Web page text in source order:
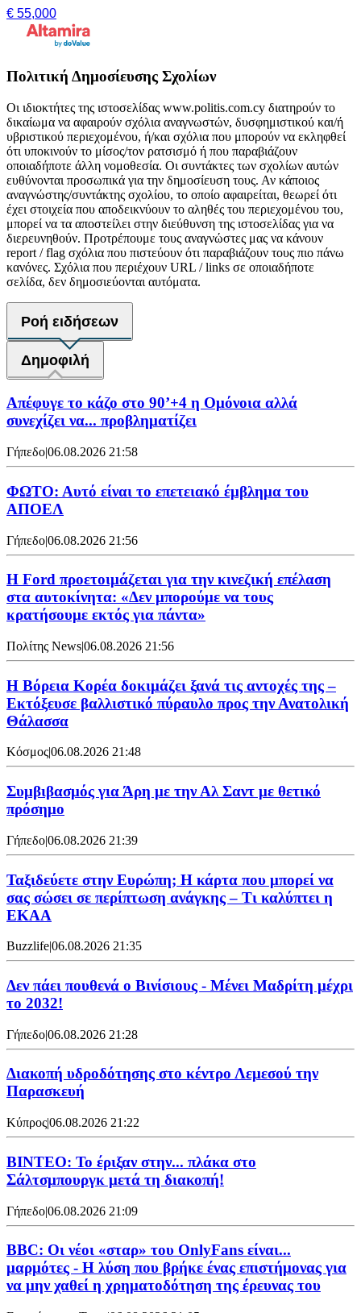
€ 55,000
Πολιτική Δημοσίευσης Σχολίων
Οι ιδιοκτήτες της ιστοσελίδας www.politis.com.cy διατηρούν το
δικαίωμα να αφαιρούν σχόλια αναγνωστών, δυσφημιστικού και/ή
υβριστικού περιεχομένου, ή/και σχόλια που μπορούν να εκληφθεί
ότι υποκινούν το μίσος/τον ρατσισμό ή που παραβιάζουν
οποιαδήποτε άλλη νομοθεσία. Οι συντάκτες των σχολίων αυτών
ευθύνονται προσωπικά για την δημοσίευση τους. Αν κάποιος
αναγνώστης/συντάκτης σχολίου, το οποίο αφαιρείται, θεωρεί ότι
έχει στοιχεία που αποδεικνύουν το αληθές του περιεχομένου του,
μπορεί να τα αποστείλει στην διεύθυνση της ιστοσελίδας για να
διερευνηθούν. Προτρέπουμε τους αναγνώστες μας να κάνουν
report / flag σχόλια που πιστεύουν ότι παραβιάζουν τους πιο πάνω
κανόνες. Σχόλια που περιέχουν URL / links σε οποιαδήποτε
σελίδα, δεν δημοσιεύονται αυτόματα.
Ροή ειδήσεων
Δημοφιλή
Απέφυγε το κάζο στο 90’+4 η Ομόνοια αλλά
συνεχίζει να... προβληματίζει
Γήπεδο|06.08.2026 21:58
ΦΩΤΟ: Αυτό είναι το επετειακό έμβλημα του
ΑΠΟΕΛ
Γήπεδο|06.08.2026 21:56
Η Ford προετοιμάζεται για την κινεζική επέλαση
στα αυτοκίνητα: «Δεν μπορούμε να τους
κρατήσουμε εκτός για πάντα»
Πολίτης News|06.08.2026 21:56
Η Βόρεια Κορέα δοκιμάζει ξανά τις αντοχές της –
Εκτόξευσε βαλλιστικό πύραυλο προς την Ανατολική
Θάλασσα
Κόσμος|06.08.2026 21:48
Συμβιβασμός για Άρη με την Αλ Σαντ με θετικό
πρόσημο
Γήπεδο|06.08.2026 21:39
Ταξιδεύετε στην Ευρώπη; Η κάρτα που μπορεί να
σας σώσει σε περίπτωση ανάγκης – Τι καλύπτει η
ΕΚΑΑ
Buzzlife|06.08.2026 21:35
Δεν πάει πουθενά ο Βινίσιους - Μένει Μαδρίτη μέχρι
το 2032!
Γήπεδο|06.08.2026 21:28
Διακοπή υδροδότησης στο κέντρο Λεμεσού την
Παρασκευή
Κύπρος|06.08.2026 21:22
ΒΙΝΤΕΟ: Το έριξαν στην... πλάκα στο
Σάλτσμπουργκ μετά τη διακοπή!
Γήπεδο|06.08.2026 21:09
BBC: Οι νέοι «σταρ» του OnlyFans είναι...
μαρμότες - Η λύση που βρήκε ένας επιστήμονας για
να μην χαθεί η χρηματοδότηση της έρευνας του